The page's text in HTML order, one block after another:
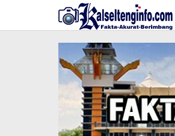
konten